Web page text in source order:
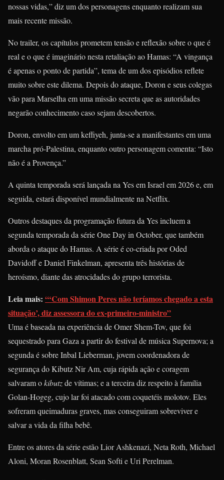
nossas vidas,” diz um dos personagens enquanto realizam sua
mais recente missão.
No trailer, os capítulos prometem tensão e reflexão sobre o que é
real e o que é imaginário nesta retaliação ao Hamas: “A vingança
é apenas o ponto de partida”, tema de um dos episódios reflete
muito sobre este dilema. Depois do ataque, Doron e seus colegas
vão para Marselha em uma missão secreta que as autoridades
negarão conhecimento caso sejam descobertos.
Doron, envolto em um keffiyeh, junta-se a manifestantes em uma
marcha pró-Palestina, enquanto outro personagem comenta: “Isto
não é a Provença.”
A quinta temporada será lançada na Yes em Israel em 2026 e, em
seguida, estará disponível mundialmente na Netflix.
Outros destaques da programação futura da Yes incluem a
segunda temporada da série One Day in October, que também
aborda o ataque do Hamas. A série é co-criada por Oded
Davidoff e Daniel Finkelman, apresenta três histórias de
heroísmo, diante das atrocidades do grupo terrorista.
Leia mais: “‘Com Shimon Peres não teríamos chegado a esta
situação’, diz assessora do ex-primeiro-ministro”
Uma é baseada na experiência de Omer Shem-Tov, que foi
sequestrado para Gaza a partir do festival de música Supernova; a
segunda é sobre Inbal Lieberman, jovem coordenadora de
segurança do Kibutz Nir Am, cuja rápida ação e coragem
salvaram okibutzde vítimas; e a terceira diz respeito à família
Golan-Hogeg, cujo lar foi atacado com coquetéis molotov. Eles
sofreram queimaduras graves, mas conseguiram sobreviver e
salvar a vida da filha bebê.
Entre os atores da série estão Lior Ashkenazi, Neta Roth, Michael
Aloni, Moran Rosenblatt, Sean Softi e Uri Perelman.